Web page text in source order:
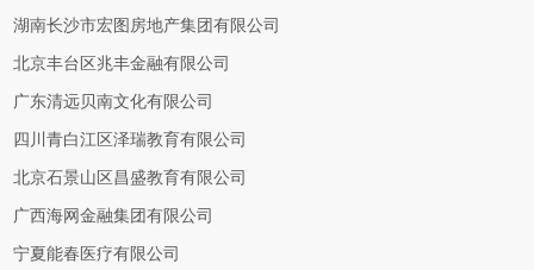
湖南长沙市宏图房地产集团有限公司
北京丰台区兆丰金融有限公司
广东清远贝南文化有限公司
四川青白江区泽瑞教育有限公司
北京石景山区昌盛教育有限公司
广西海网金融集团有限公司
宁夏能春医疗有限公司